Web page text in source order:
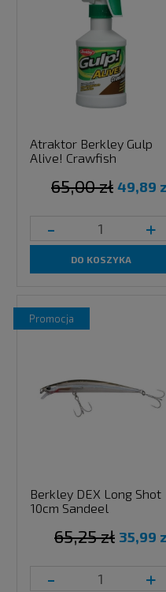
Atraktor Berkley Gulp
Alive! Crawfish
49,89
65,00 zł
- +
DO KOSZYKA
Berkley DEX Long Shot
10cm Sandeel
35,99
65,25 zł
- +
promocja